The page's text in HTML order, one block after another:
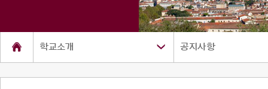
학교소개 공지사항